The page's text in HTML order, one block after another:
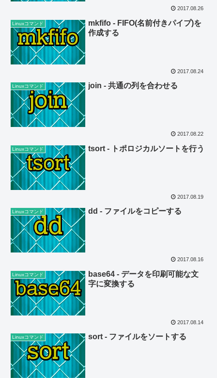
2017.08.26
Linuxコマンド
mkfifo - FIFO(名前付きパイプ)を
作成する
2017.08.24
Linuxコマンド join - 共通の列を合わせる
2017.08.22
Linuxコマンド tsort - トポロジカルソートを行う
2017.08.19
Linuxコマンド dd - ファイルをコピーする
2017.08.16
Linuxコマンド
base64 - データを印刷可能な文
字に変換する
2017.08.14
Linuxコマンド sort - ファイルをソートする